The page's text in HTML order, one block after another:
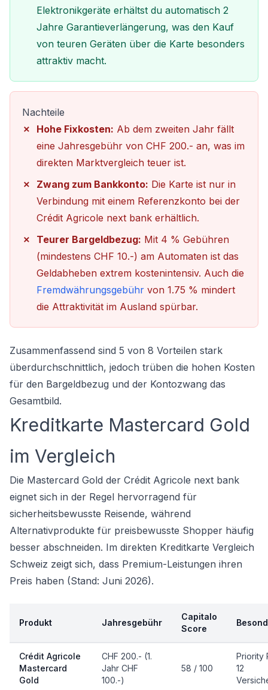
Elektronikgeräte erhältst du automatisch 2
Jahre Garantieverlängerung, was den Kauf
von teuren Geräten über die Karte besonders
attraktiv macht.
Nachteile
Hohe Fixkosten: Ab dem zweiten Jahr fällt
eine Jahresgebühr von CHF 200.- an, was im
direkten Marktvergleich teuer ist.
Zwang zum Bankkonto: Die Karte ist nur in
Verbindung mit einem Referenzkonto bei der
Crédit Agricole next bank erhältlich.
Teurer Bargeldbezug: Mit 4 % Gebühren
(mindestens CHF 10.-) am Automaten ist das
Geldabheben extrem kostenintensiv. Auch die
Fremdwährungsgebühr von 1.75 % mindert
die Attraktivität im Ausland spürbar.
Zusammenfassend sind 5 von 8 Vorteilen stark
überdurchschnittlich, jedoch trüben die hohen Kosten
für den Bargeldbezug und der Kontozwang das
Gesamtbild.
Kreditkarte Mastercard Gold
im Vergleich
Die Mastercard Gold der Crédit Agricole next bank
eignet sich in der Regel hervorragend für
sicherheitsbewusste Reisende, während
Alternativprodukte für preisbewusste Shopper häufig
besser abschneiden. Im direkten Kreditkarte Vergleich
Schweiz zeigt sich, dass Premium-Leistungen ihren
Preis haben (Stand: Juni 2026).
Produkt Jahresgebühr
Capitalo
Score
Crédit Agricole
Mastercard
Gold
CHF 200.- (1.
Jahr CHF
100.-)
58 / 100
Priority
12